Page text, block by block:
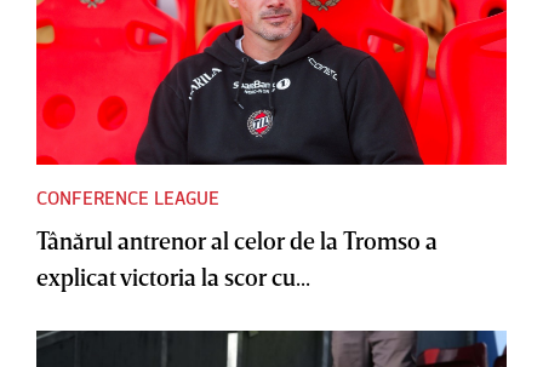
CONFERENCE LEAGUE
Tânărul antrenor al celor de la Tromso a
explicat victoria la scor cu...